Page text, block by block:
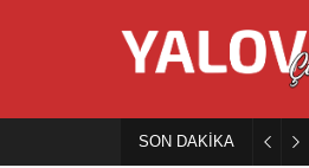
SON DAKİKA